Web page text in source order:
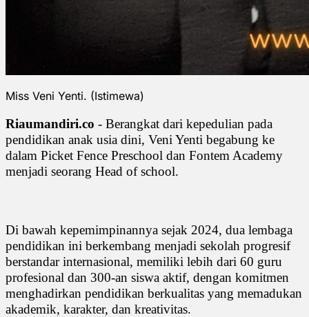
Miss Veni Yenti. (Istimewa)
Riaumandiri.co - Berangkat dari kepedulian pada
pendidikan anak usia dini, Veni Yenti begabung ke
dalam Picket Fence Preschool dan Fontem Academy
menjadi seorang Head of school.
Di bawah kepemimpinannya sejak 2024, dua lembaga
pendidikan ini berkembang menjadi sekolah progresif
berstandar internasional, memiliki lebih dari 60 guru
profesional dan 300-an siswa aktif, dengan komitmen
menghadirkan pendidikan berkualitas yang memadukan
akademik, karakter, dan kreativitas.